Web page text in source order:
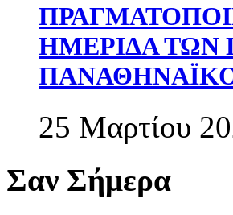
ΗΜΕΡΙΔΑ
25 Μαρτίου
Σαν Σήμερα